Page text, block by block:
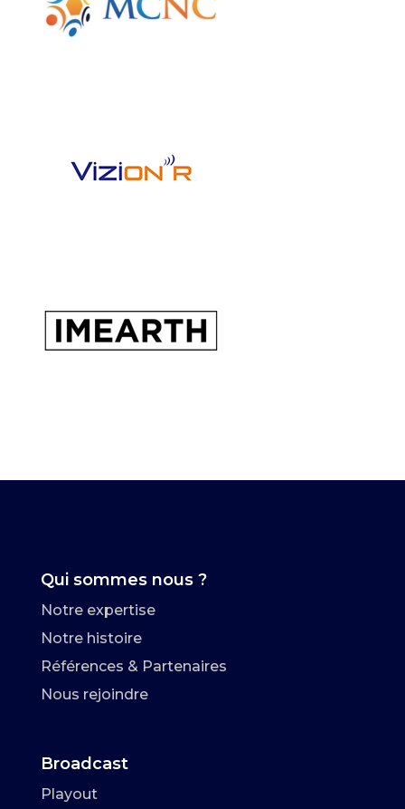
Qui sommes nous ?
Notre expertise
Notre histoire
Références & Partenaires
Nous rejoindre
Broadcast
Playout